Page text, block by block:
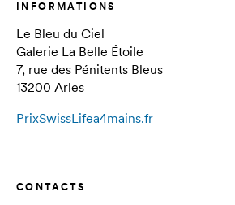
INFORMATIONS
Le Bleu du Ciel
Galerie La Belle Étoile
7, rue des Pénitents Bleus
13200 Arles
PrixSwissLifea4mains.fr
CONTACTS